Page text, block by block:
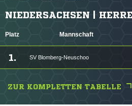
NIEDERSACHSEN |
Platz Mannschaft
1. SV Blomberg-Neuschoo
ZUR KOMPLETTEN TABELLE